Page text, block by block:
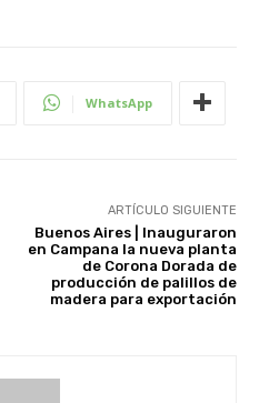
WhatsApp
ARTÍCULO SIGUIENTE
Buenos Aires | Inauguraron
en Campana la nueva planta
de Corona Dorada de
producción de palillos de
madera para exportación